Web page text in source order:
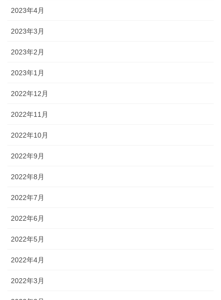
2023年4月
2023年3月
2023年2月
2023年1月
2022年12月
2022年11月
2022年10月
2022年9月
2022年8月
2022年7月
2022年6月
2022年5月
2022年4月
2022年3月